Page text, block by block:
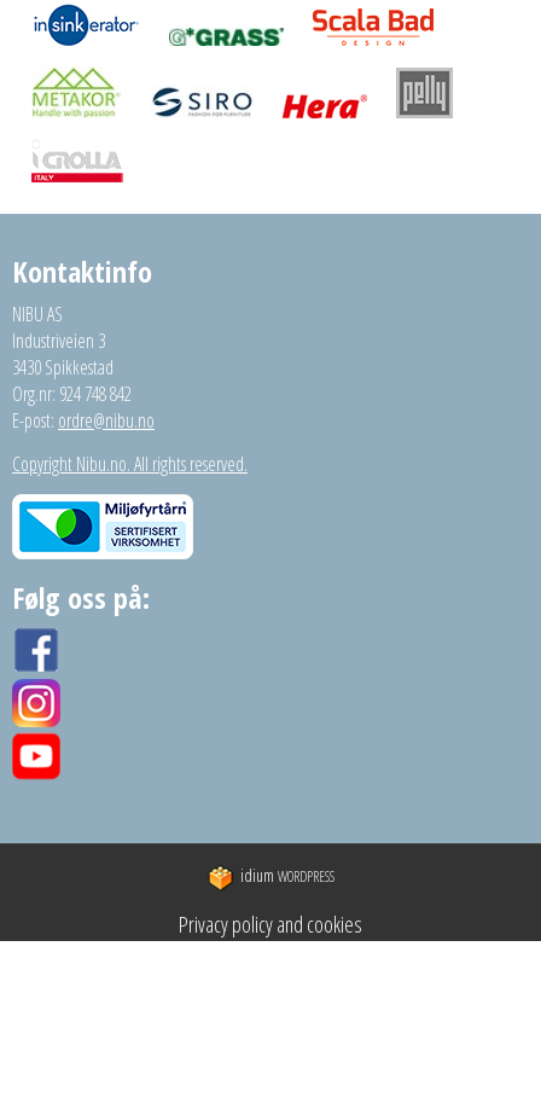
Kontaktinfo
NIBU AS
Industriveien 3
3430 Spikkestad
Org.nr: 924 748 842
E-post: ordre@nibu.no
Copyright Nibu.no. All rights reserved.
Følg oss på:
idium WORDPRESS
Privacy policy and cookies